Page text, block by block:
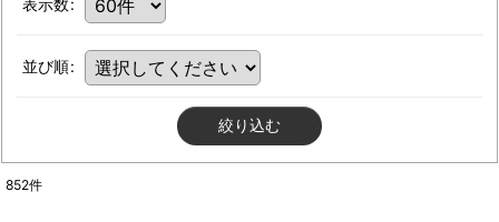
表示数:
並び順:
絞り込む
852件